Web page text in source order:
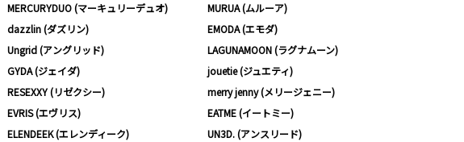
MERCURYDUO (マーキュリーデュオ)
MURUA (ムルーア)
dazzlin (ダズリン)
EMODA (エモダ)
Ungrid (アングリッド)
LAGUNAMOON (ラグナムーン)
GYDA (ジェイダ)
jouetie (ジュエティ)
RESEXXY (リゼクシー)
merry jenny (メリージェニー)
EVRIS (エヴリス)
EATME (イートミー)
ELENDEEK (エレンディーク)
UN3D. (アンスリード)